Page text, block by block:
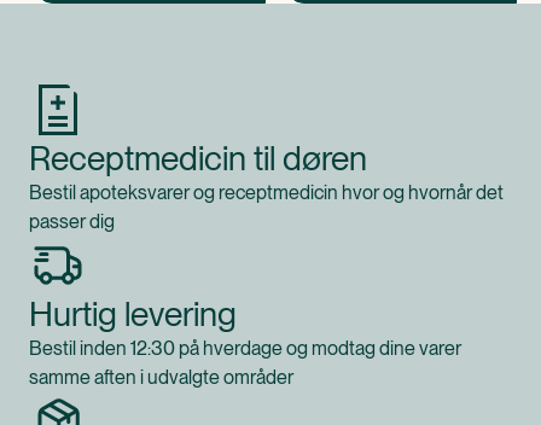
Receptmedicin til døren
Bestil apoteksvarer og receptmedicin hvor og hvornår det
passer dig
Hurtig levering
Bestil inden 12:30 på hverdage og modtag dine varer
samme aften i udvalgte områder